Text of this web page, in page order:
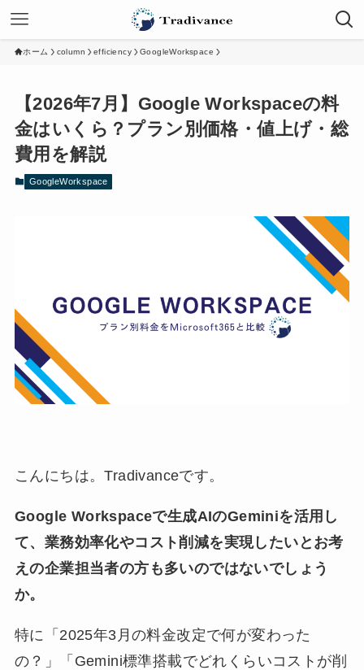
ホーム column efficiency GoogleWorkspace
【2026年7月】Google Workspaceの料
金はいくら？プラン別価格・値上げ・総
費用を解説
GoogleWorkspace
こんにちは。Tradivanceです。
Google Workspaceで生成AIのGeminiを活用し
て、業務効率化やコスト削減を実現したいとお考
えの企業担当者の方も多いのではないでしょう
か。
特に「2025年3月の料金改定で何が変わった
の？」「Gemini標準搭載でどれくらいコストが削